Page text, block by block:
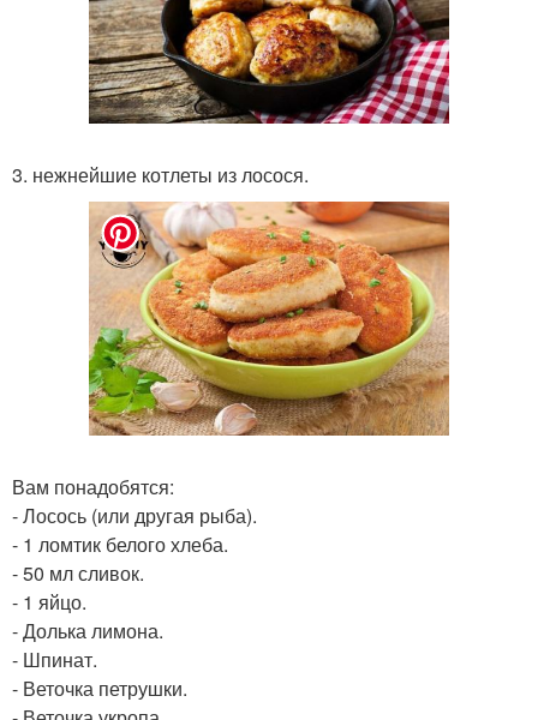
3. нежнейшие котлеты из лосося.
Вам понадобятся:
- Лосось (или другая рыба).
- 1 ломтик белого хлеба.
- 50 мл сливок.
- 1 яйцо.
- Долька лимона.
- Шпинат.
- Веточка петрушки.